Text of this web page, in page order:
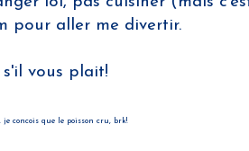
pour aller me divertir.
vous plait!
concois que le poisson cru, brk!